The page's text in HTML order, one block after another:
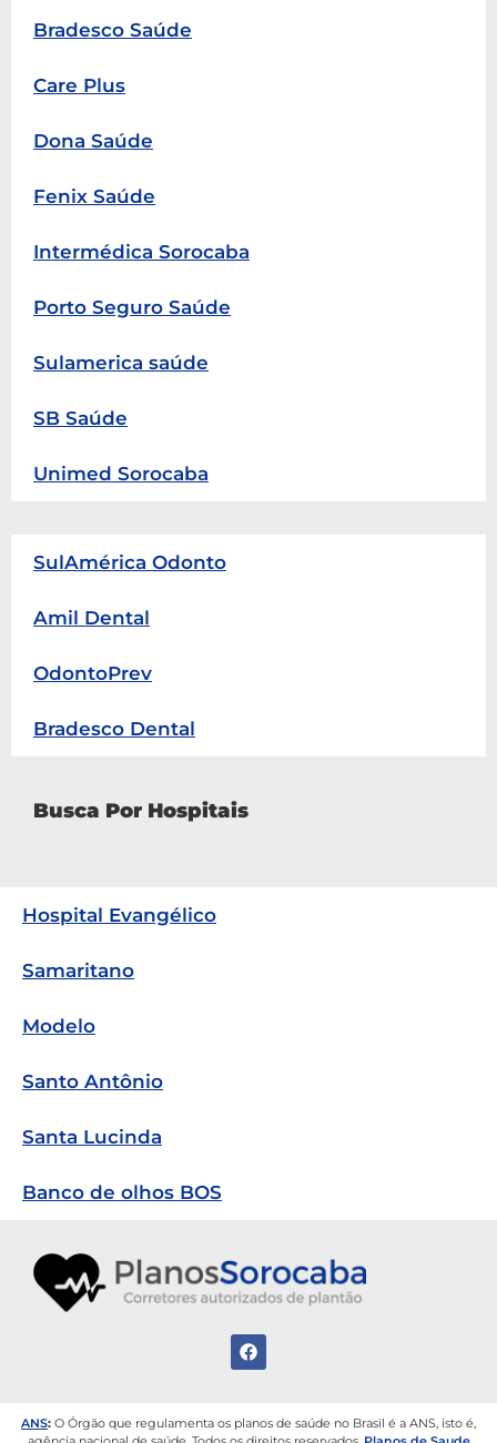
Bradesco Saúde
Care Plus
Dona Saúde
Fenix Saúde
Intermédica Sorocaba
Porto Seguro Saúde
Sulamerica saúde
SB Saúde
Unimed Sorocaba
SulAmérica Odonto
Amil Dental
OdontoPrev
Bradesco Dental
Busca Por Hospitais
Hospital Evangélico
Samaritano
Modelo
Santo Antônio
Santa Lucinda
Banco de olhos BOS
ANS: O Órgão que regulamenta os planos de saúde no Brasil é a ANS, isto é,